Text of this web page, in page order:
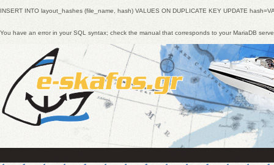
INSERT INTO layout_hashes (file_name, hash) VALUES ON DUPLICATE KEY UPDATE
You have an error in your SQL syntax; check the manual that corresponds to your MariaDB